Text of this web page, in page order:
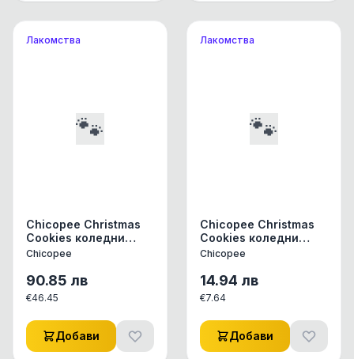
Лакомства
🐾
Chicopee Christmas
Cookies коледни
бисквити с портокал,
канела, 10 кг
Chicopee
90.85 лв
€46.45
Добави
Лакомства
🐾
Chicopee Christmas
Cookies коледни
бисквити с портокал,
канела, 1 кг кофа
Chicopee
14.94 лв
€7.64
Добави